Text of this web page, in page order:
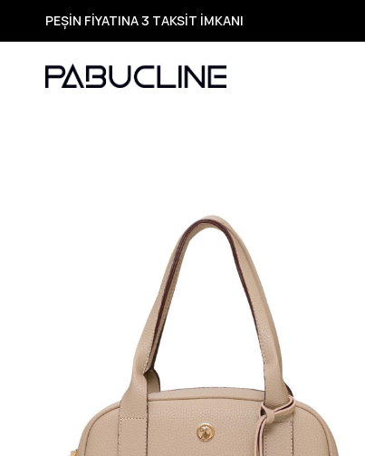
PEŞİN FİYATINA 3 TAKSİT İMKANI
TÜM ÜRÜNLERDE ÜCRETSİZ KARGO
Seçili Ürünlerde Hızlı Teslimat